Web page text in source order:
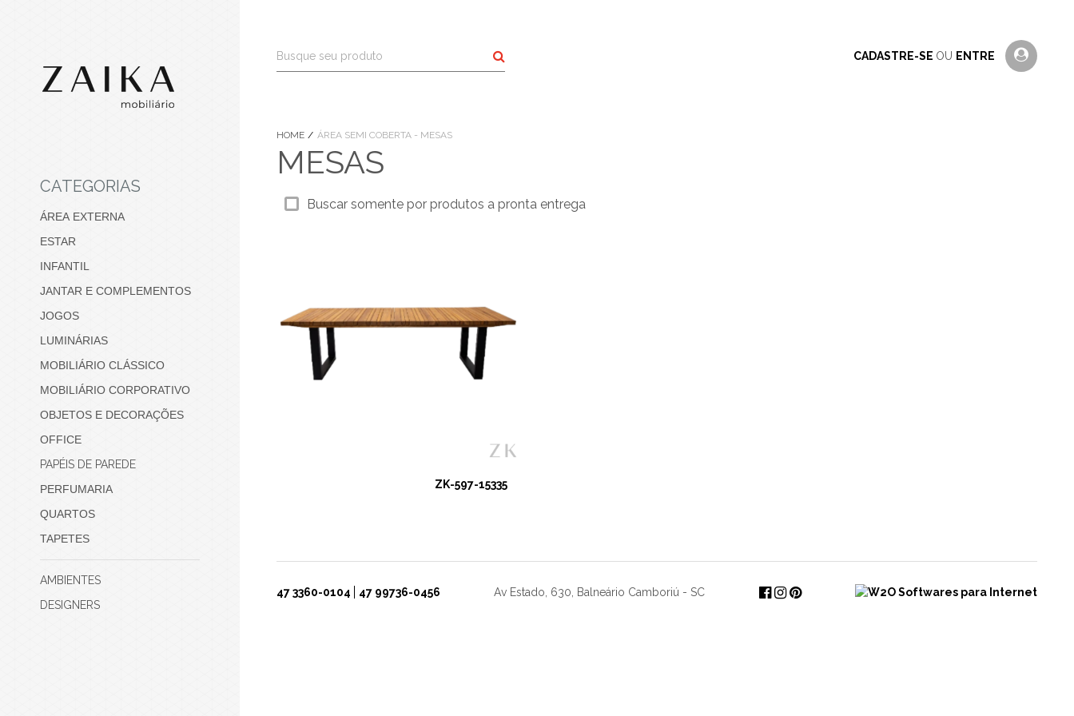
CATEGORIAS
ÁREA EXTERNA
ESTAR
INFANTIL
JANTAR E COMPLEMENTOS
JOGOS
LUMINÁRIAS
MOBILIÁRIO CLÁSSICO
MOBILIÁRIO CORPORATIVO
OBJETOS E DECORAÇÕES
OFFICE
PAPÉIS DE PAREDE
PERFUMARIA
QUARTOS
TAPETES
AMBIENTES
DESIGNERS
Buscar
CADASTRE-SE OU ENTRE
HOME ÁREA SEMI COBERTA - MESAS
MESAS
Buscar somente por produtos a pronta entrega
ZK-597-15335
47 3360-0104 47 99736-0456 Av Estado, 630, Balneário Camboriú - SC